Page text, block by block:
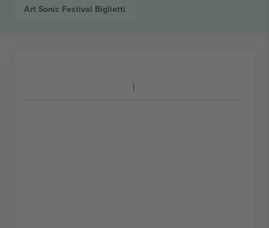
Art Sonic Festival Biglietti